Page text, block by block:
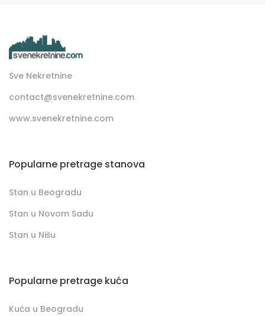
Sve Nekretnine
contact@svenekretnine.com
www.svenekretnine.com
Popularne pretrage stanova
Stan u Beogradu
Stan u Novom Sadu
Stan u Nišu
Popularne pretrage kuća
Kuća u Beogradu